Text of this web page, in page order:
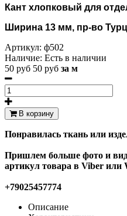
Кант хлопковый для
Ширина 13 мм, пр-во
Артикул: ф502
Наличие: Есть в наличии
50 руб 50 руб за м
В корзину
Понравилась ткань или
Пришлем больше фото и
артикул товара в Viber или
+79025457774
Описание